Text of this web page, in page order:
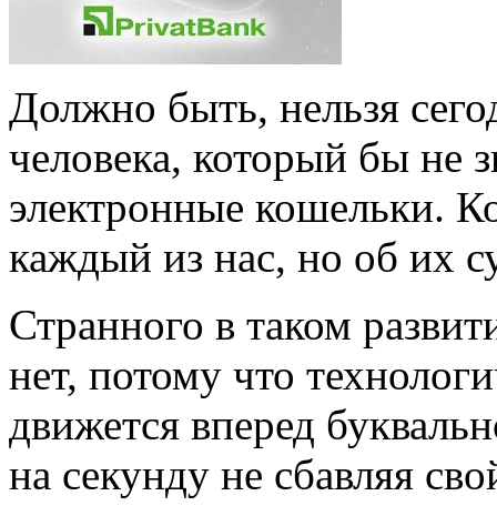
Должно быть, нельзя
человека, который бы не
электронные кошельки.
каждый из нас, но об их
Странного в таком
нет, потому что
движется вперед
на секунду не сбавляя